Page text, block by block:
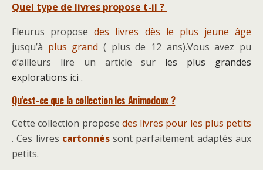
Quel type de livres propose t-il ?
Fleurus proposedes livres dès le plus jeune âge
jusqu’à plus grand ( plus de 12 ans).Vous avez pu
d’ailleurs lire un article sur les plus grandes
explorations ici .
Qu’est-ce que la collection les Animodoux ?
Cette collection propose des livres pour les plus petits
. Ces livres cartonnéssont parfaitement adaptés aux
petits.